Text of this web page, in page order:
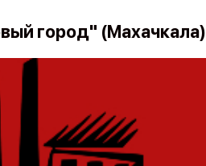
город" (Махачкала)